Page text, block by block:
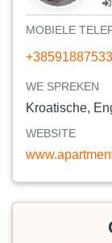
MOBIELE
WE SPREKEN
Kroatische,
WEBSITE